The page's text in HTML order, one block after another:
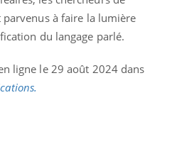
parvenus à faire la lumière
du langage parlé.
ligne le 29 août 2024 dans